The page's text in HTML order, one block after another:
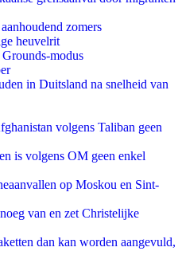
zomers
heuvelrit
modus
in Duitsland na snelheid van
volgens Taliban geen
is volgens OM geen enkel
op Moskou en Sint-
van en zet Christelijke
dan kan worden aangevuld,